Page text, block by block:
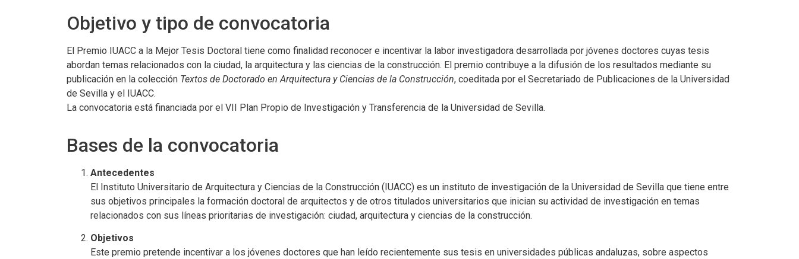
Objetivo y tipo de convocatoria
El Premio IUACC a la Mejor Tesis Doctoral tiene como finalidad reconocer e incentivar la labor investigadora desarrollada por jóvenes doctores cuyas tesis
abordan temas relacionados con la ciudad, la arquitectura y las ciencias de la construcción. El premio contribuye a la difusión de los resultados mediante su
publicación en la colección Textos de Doctorado en Arquitectura y Ciencias de la Construcción, coeditada por el Secretariado de Publicaciones de la Universidad
de Sevilla y el IUACC.
La convocatoria está financiada por el VII Plan Propio de Investigación y Transferencia de la Universidad de Sevilla.
Bases de la convocatoria
Antecedentes
El Instituto Universitario de Arquitectura y Ciencias de la Construcción (IUACC) es un instituto de investigación de la Universidad de Sevilla que tiene entre
sus objetivos principales la formación doctoral de arquitectos y de otros titulados universitarios que inician su actividad de investigación en temas
relacionados con sus líneas prioritarias de investigación: ciudad, arquitectura y ciencias de la construcción.
Objetivos
Este premio pretende incentivar a los jóvenes doctores que han leído recientemente sus tesis en universidades públicas andaluzas, sobre aspectos